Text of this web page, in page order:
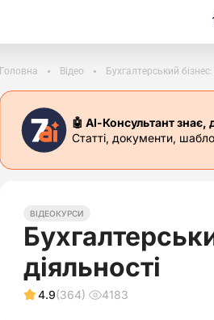
Головна Відео Бухгалтерський
🤖 АІ-Консультант знає,
Статті, документи,
ВІДЕОКУРСИ
діяльності
4.9(364) 4183